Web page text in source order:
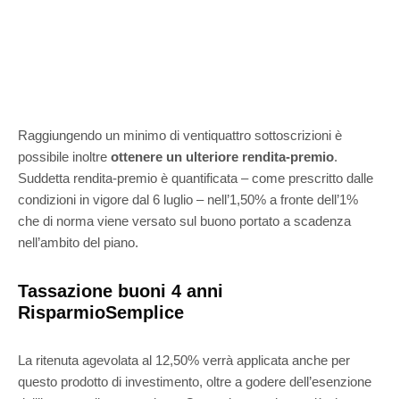
Raggiungendo un minimo di ventiquattro sottoscrizioni è
possibile inoltre ottenere un ulteriore rendita-premio.
Suddetta rendita-premio è quantificata – come prescritto dalle
condizioni in vigore dal 6 luglio – nell’1,50% a fronte dell’1%
che di norma viene versato sul buono portato a scadenza
nell’ambito del piano.
Tassazione buoni 4 anni
RisparmioSemplice
La ritenuta agevolata al 12,50% verrà applicata anche per
questo prodotto di investimento, oltre a godere dell’esenzione